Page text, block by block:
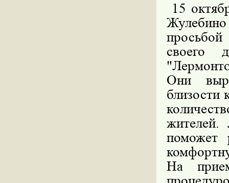
15
своего
Они
близости
жителей.
поможет
На